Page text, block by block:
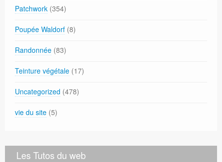
Patchwork (354)
Poupée Waldorf (8)
Randonnée (83)
Teinture végétale (17)
Uncategorized (478)
vie du site (5)
Les Tutos du web